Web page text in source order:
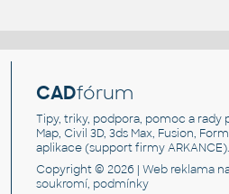
CADfórum
Tipy, triky, podpora, pomoc a rady
Map, Civil 3D, 3ds Max, Fusion,
aplikace (support firmy
Copyright © 2026 |Web reklama
soukromí, podmínky